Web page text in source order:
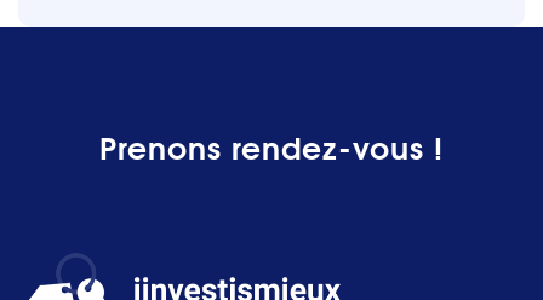
Prenons rendez-vous !